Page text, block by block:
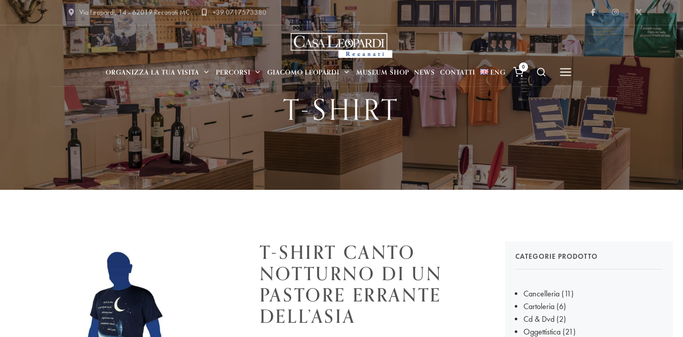
Via Leopardi, 14 - 62019 Recanati MC +39 0717573380
ORGANIZZA LA TUA VISITA PERCORSI GIACOMO LEOPARDI MUSEUM SHOP NEWS CONTATTI ENG
0
T-SHIRT
T-SHIRT CANTO
NOTTURNO DI UN
PASTORE ERRANTE
DELL’ASIA
CATEGORIE PRODOTTO
Cancelleria (11)
Cartoleria (6)
Cd & Dvd (2)
Oggettistica (21)